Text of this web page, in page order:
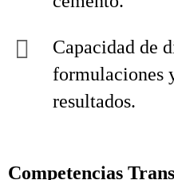
Capacidad de
formulaciones
resultados.
Competencias